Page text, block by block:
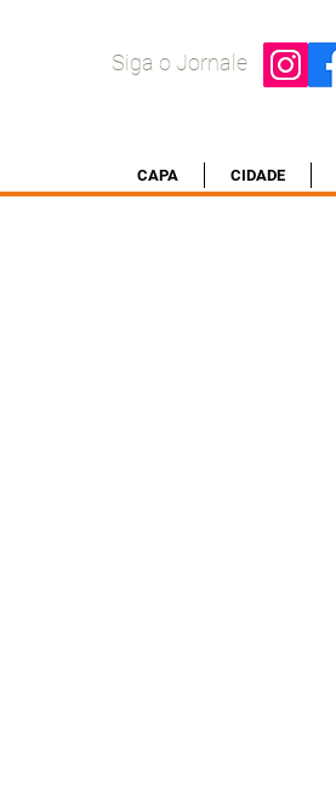
Siga o Jornale
CAPA CIDADE